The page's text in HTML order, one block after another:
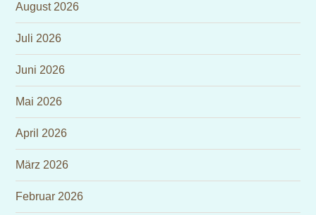
August 2026
Juli 2026
Juni 2026
Mai 2026
April 2026
März 2026
Februar 2026